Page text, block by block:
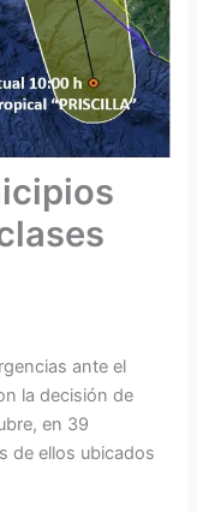
ante el
la decisión de
en 39
de ellos ubicados